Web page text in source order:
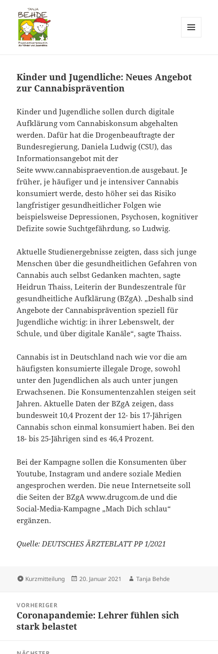
Kinder und Jugendliche: Neues Angebot
zur Cannabisprävention
Kinder und Jugendliche sollen durch digitale
Aufklärung vom Cannabiskonsum abgehalten
werden. Dafür hat die Drogenbeauftragte der
Bundesregierung, Daniela Ludwig (CSU), das
Informationsangebot mit der
Seite www.cannabispraevention.de ausgebaut. Je
früher, je häufiger und je intensiver Cannabis
konsumiert werde, desto höher sei das Risiko
langfristiger gesundheitlicher Folgen wie
beispielsweise Depressionen, Psychosen, kognitiver
Defizite sowie Suchtgefährdung, so Ludwig.
Aktuelle Studienergebnisse zeigten, dass sich junge
Menschen über die gesundheitlichen Gefahren von
Cannabis auch selbst Gedanken machten, sagte
Heidrun Thaiss, Leiterin der Bundeszentrale für
gesundheitliche Aufklärung (BZgA). „Deshalb sind
Angebote der Cannabisprävention speziell für
Jugendliche wichtig: in ihrer Lebenswelt, der
Schule, und über digitale Kanäle“, sagte Thaiss.
Cannabis ist in Deutschland nach wie vor die am
häufigsten konsumierte illegale Droge, sowohl
unter den Jugendlichen als auch unter jungen
Erwachsenen. Die Konsumentenzahlen steigen seit
Jahren. Aktuelle Daten der BZgA zeigen, dass
bundesweit 10,4 Prozent der 12- bis 17-Jährigen
Cannabis schon einmal konsumiert haben. Bei den
18- bis 25-Jährigen sind es 46,4 Prozent.
Bei der Kampagne sollen die Konsumenten über
Youtube, Instagram und andere soziale Medien
angesprochen werden. Die neue Internetseite soll
die Seiten der BZgA www.drugcom.de und die
Social-Media-Kampagne „Mach Dich schlau“
ergänzen.
Quelle: DEUTSCHES ÄRZTEBLATT PP 1/2021
Format
Kurzmitteilung
Veröffentlicht
20. Januar 2021 Autor
Tanja Behde
VORHERIGER
Vorheriger
Beitrag:
Coronapandemie: Lehrer fühlen sich
stark belastet